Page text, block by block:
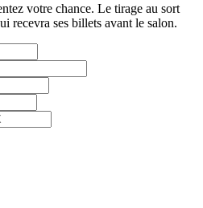
votre chance. Le tirage au sort
recevra ses billets avant le salon.